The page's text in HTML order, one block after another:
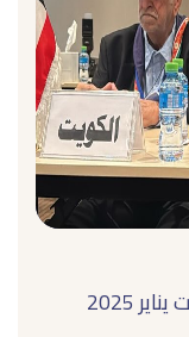
2025